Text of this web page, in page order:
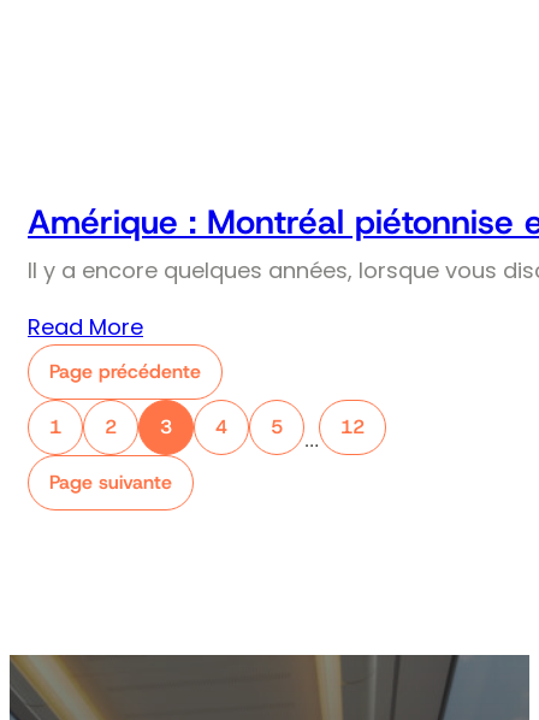
Amérique : Montréal piétonnise
Il y a encore quelques années, lorsque vous
Read More
Page précédente
1 2 3 4 5
…
12
Page suivante